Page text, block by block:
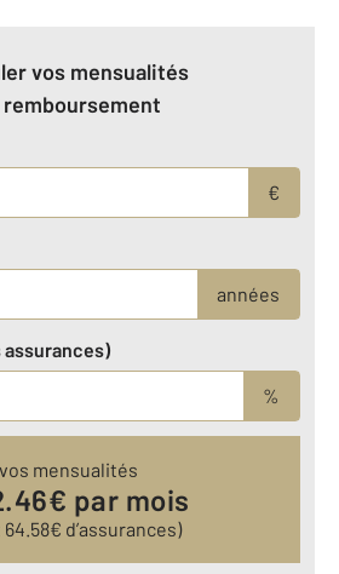
vos mensualités
remboursement
€
années
%
vos mensualités
€ par mois
64.58€ d’assurances)